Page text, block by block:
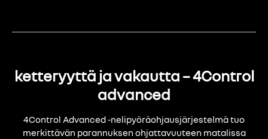
ketteryyttä ja vakautta – 4Control
advanced
4Control Advanced -nelipyöräohjausjärjestelmä tuo
merkittävän parannuksen ohjattavuuteen matalissa